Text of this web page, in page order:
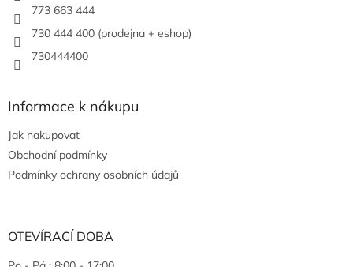
773 663 444
730 444 400 (prodejna + eshop)
730444400
Informace k nákupu
Jak nakupovat
Obchodní podmínky
Podmínky ochrany osobních údajů
OTEVÍRACÍ DOBA